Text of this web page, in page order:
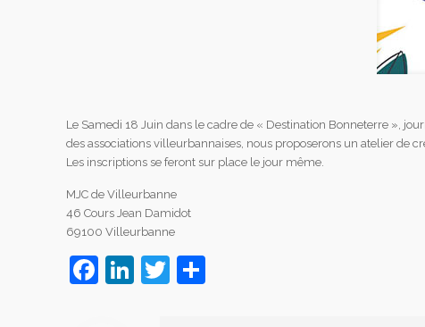
Le Samedi 18 Juin dans le cadre de « Destination Bonneterre »,
des associations villeurbannaises, nous proposerons un atelier de
Les inscriptions se feront sur place le jour même.
MJC de Villeurbanne
46 Cours Jean Damidot
69100 Villeurbanne
Facebook
LinkedIn
Twitter